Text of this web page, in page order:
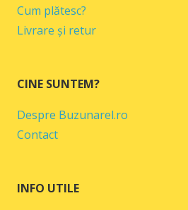
Cum plătesc?
Livrare și retur
CINE SUNTEM?
Despre Buzunarel.ro
Contact
INFO UTILE